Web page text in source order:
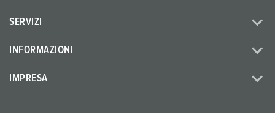
SERVIZI
INFORMAZIONI
IMPRESA